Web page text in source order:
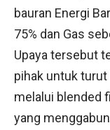
bauran Energi
75% dan Gas
Upaya tersebut
pihak untuk
melalui blended
yang